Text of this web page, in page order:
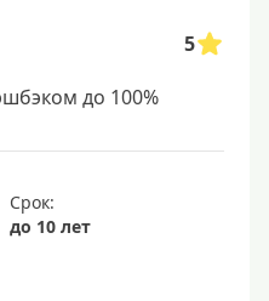
5
до 100%
Срок:
до 10 лет